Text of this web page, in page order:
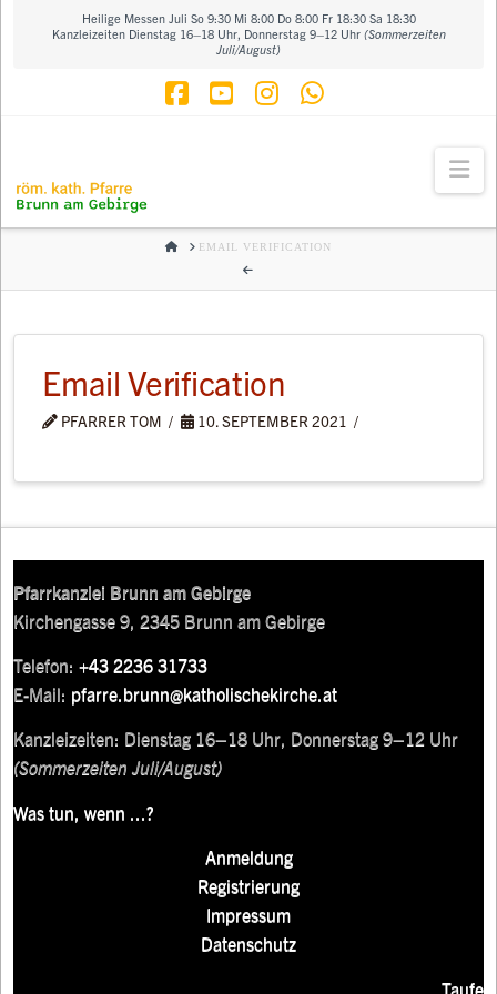
Heilige Messen Juli So 9:30 Mi 8:00 Do 8:00 Fr 18:30 Sa 18:30
Kanzleizeiten Dienstag 16–18 Uhr, Donnerstag 9–12 Uhr (Sommerzeiten
Juli/August)
HOMEEMAIL VERIFICATION
Email Verification
PFARRER TOM 10. SEPTEMBER 2021
Pfarrkanzlei Brunn am Gebirge
Kirchengasse 9, 2345 Brunn am Gebirge
Telefon:+43 2236 31733
E-Mail: pfarre.brunn@katholischekirche.at
Kanzleizeiten: Dienstag 16–18 Uhr, Donnerstag 9–12 Uhr
(Sommerzeiten Juli/August)
Was tun, wenn ...?
Anmeldung
Registrierung
Impressum
Datenschutz
Taufe